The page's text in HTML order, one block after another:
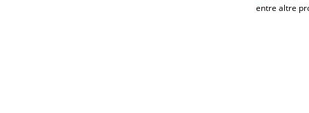
entre altre